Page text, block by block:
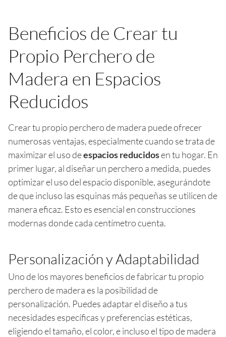
Beneficios de Crear tu
Propio Perchero de
Madera en Espacios
Reducidos
Crear tu propio perchero de madera puede ofrecer
numerosas ventajas, especialmente cuando se trata de
maximizar el uso deespacios reducidosen tu hogar. En
primer lugar, al diseñar un perchero a medida, puedes
optimizar el uso del espacio disponible, asegurándote
de que incluso las esquinas más pequeñas se utilicen de
manera eficaz. Esto es esencial en construcciones
modernas donde cada centímetro cuenta.
Personalización y Adaptabilidad
Uno de los mayores beneficios de fabricar tu propio
perchero de madera es la posibilidad de
personalización. Puedes adaptar el diseño a tus
necesidades específicas y preferencias estéticas,
eligiendo el tamaño, el color, e incluso el tipo de madera